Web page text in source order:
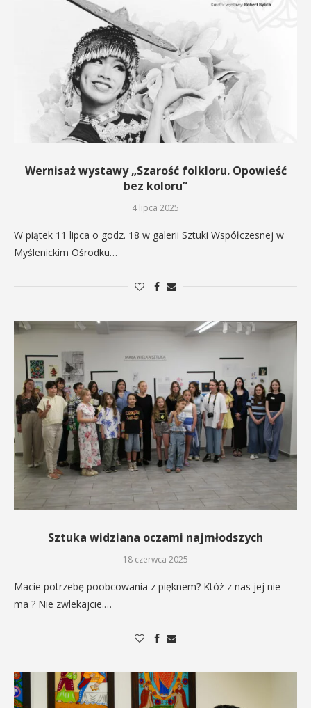
Wernisaż wystawy „Szarość folkloru. Opowieść
bez koloru”
4 lipca 2025
W piątek 11 lipca o godz. 18 w galerii Sztuki Współczesnej w
Myślenickim Ośrodku…
Sztuka widziana oczami najmłodszych
18 czerwca 2025
Macie potrzebę poobcowania z pięknem? Któż z nas jej nie
ma ? Nie zwlekajcie.…